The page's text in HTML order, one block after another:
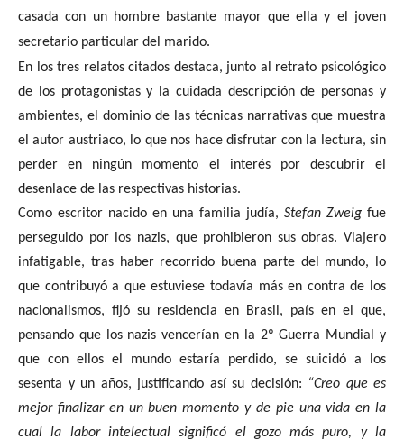
casada con un hombre bastante mayor que ella y el joven
secretario particular del marido.
En los tres relatos citados destaca, junto al retrato psicológico
de los protagonistas y la cuidada descripción de personas y
ambientes, el dominio de las técnicas narrativas que muestra
el autor austriaco, lo que nos hace disfrutar con la lectura, sin
perder en ningún momento el interés por descubrir el
desenlace de las respectivas historias.
Como escritor nacido en una familia judía, Stefan Zweig fue
perseguido por los nazis, que prohibieron sus obras. Viajero
infatigable, tras haber recorrido buena parte del mundo, lo
que contribuyó a que estuviese todavía más en contra de los
nacionalismos, fijó su residencia en Brasil, país en el que,
pensando que los nazis vencerían en la 2º Guerra Mundial y
que con ellos el mundo estaría perdido, se suicidó a los
sesenta y un años, justificando así su decisión: “Creo que es
mejor finalizar en un buen momento y de pie una vida en la
cual la labor intelectual significó el gozo más puro, y la